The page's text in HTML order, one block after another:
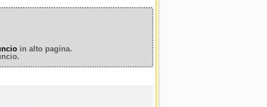
in alto pagina.